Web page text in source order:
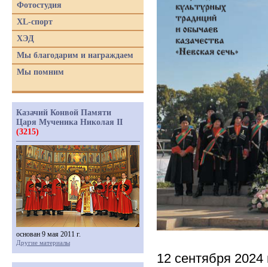
12 сентября
Фотостудия
XL-спорт
ХЭД
Мы благодарим и награждаем
Мы помним
Казачий Конвой Памяти
Царя Мученика Николая II
(3215)
основан 9 мая 2011 г.
Другие материалы